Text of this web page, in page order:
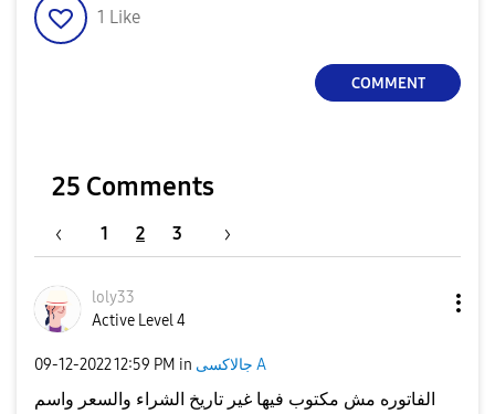
1 Like
COMMENT
25 Comments
1 2 3
loly33
Active Level 4
‎09-12-202212:59 PM in جالاكسى A
الفاتوره مش مكتوب فيها غير تاريخ الشراء والسعر واسم